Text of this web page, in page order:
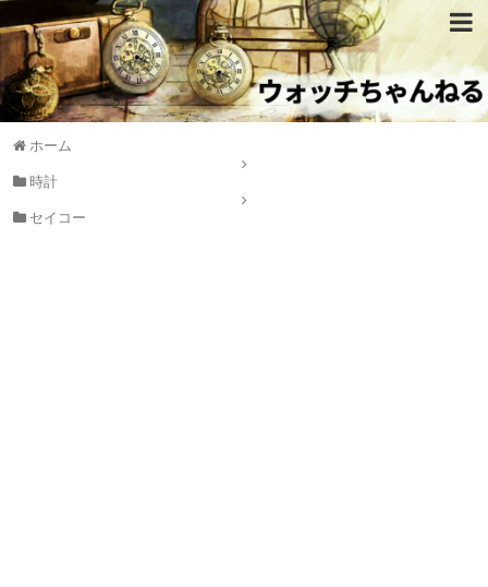
ホーム
時計
セイコー